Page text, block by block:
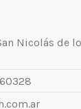
Nicolás de